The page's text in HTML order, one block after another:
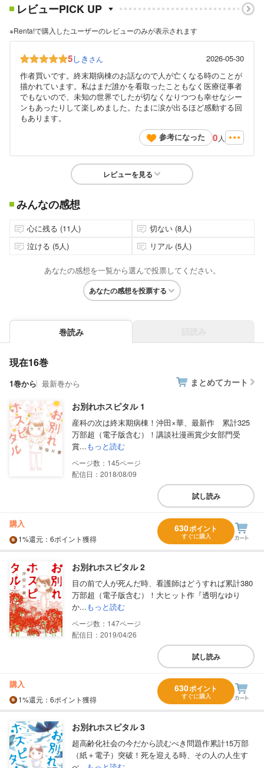
レビューPICK UP
※Renta!で購入したユーザーのレビューのみが表示されます
5しき さん
2026-05-30
作者買いです。終末期病棟のお話なので人が亡くなる時のことが
描かれています。私はまだ誰かを看取ったこともなく医療従事者
でもないので、未知の世界でしたが切なくなりつつも幸せなシー
ンもあったりして楽しめました。たまに涙が出るほど感動する回
もあります。
参考になった
0 人
レビューを見る
みんなの感想
心に残る (11人)
切ない (8人)
泣ける (5人)
リアル (5人)
あなたの感想を一覧から選んで投票してください。
あなたの感想を投票する
巻読み
現在16巻
1巻から 最新巻から まとめてカート
お別れホスピタル 1
産科の次は終末期病棟！沖田×華、最新作 累計325
万部超（電子版含む）！講談社漫画賞少女部門受
賞...もっと読む
145
配信日：2018/08/09
試し読み
購入
1%還元 ：6ポイント獲得
630ポイント
すぐに購入
お別れホスピタル 2
目の前で人が死んだ時、看護師はどうすれば累計380
万部超（電子版含む）！大ヒット作『透明なゆり
か...もっと読む
147
配信日：2019/04/26
試し読み
購入
1%還元 ：6ポイント獲得
630ポイント
すぐに購入
お別れホスピタル 3
超高齢化社会の今だから読むべき問題作累計15万部
（紙＋電子）突破！死を迎える時、その人の人生す